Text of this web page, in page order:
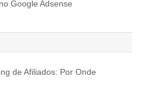
Google Adsense
de Afiliados: Por Onde